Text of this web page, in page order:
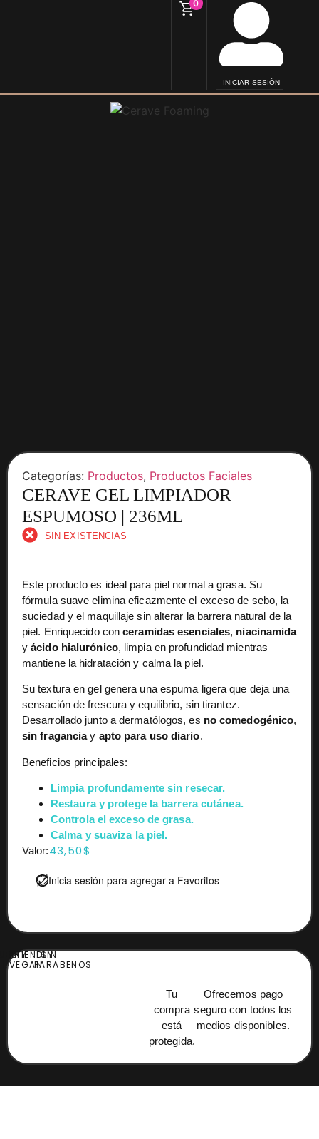
INICIAR SESIÓN
0
Categorías: Productos, Productos Faciales
CERAVE GEL LIMPIADOR
ESPUMOSO | 236ML
SIN EXISTENCIAS
Este producto es ideal para piel normal a grasa. Su
fórmula suave elimina eficazmente el exceso de sebo, la
suciedad y el maquillaje sin alterar la barrera natural de la
piel. Enriquecido conceramidas esenciales, niacinamida
yácido hialurónico, limpia en profundidad mientras
mantiene la hidratación y calma la piel.
Su textura en gel genera una espuma ligera que deja una
sensación de frescura y equilibrio, sin tirantez.
Desarrollado junto a dermatólogos, es no comedogénico,
sin fraganciay apto para uso diario.
Beneficios principales:
Limpia profundamente sin resecar.
Restaura y protege la barrera cutánea.
Controla el exceso de grasa.
Calma y suaviza la piel.
Valor:43,50$
Inicia sesión para agregar a Favoritos
FRIENDLY
VEGAN
SIN
PARABENOS
Tu
compra
está
protegida.
Ofrecemos pago
seguro con todos los
medios disponibles.